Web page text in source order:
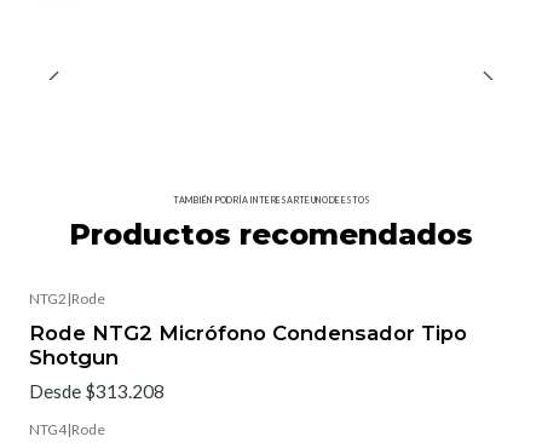
TAMBIÉN PODRÍA INTERESARTE UNO DE ESTOS
Productos recomendados
NTG2 |Rode
Rode NTG2 Micrófono Condensador Tipo
Shotgun
Desde $313.208
NTG4|Rode